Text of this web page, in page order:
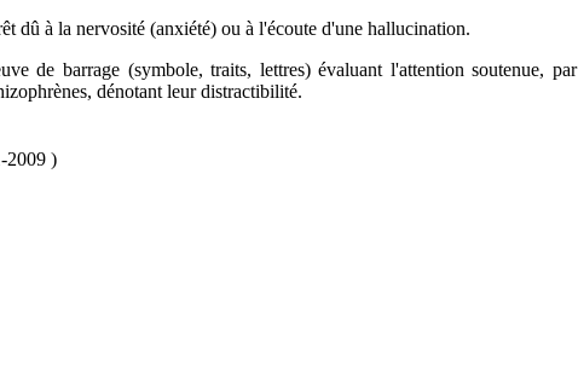
dû à la nervosité (anxiété) ou à l'écoute d'une hallucination.
de barrage (symbole, traits, lettres) évaluant l'attention soutenue, par
dénotant leur distractibilité.
2009 )